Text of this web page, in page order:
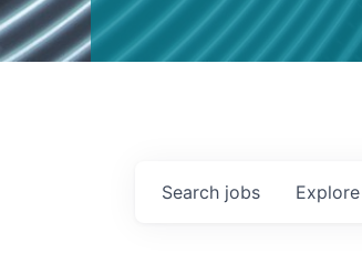
Search jobs Explore